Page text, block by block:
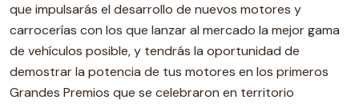
que impulsarás el desarrollo de nuevos motores y
carrocerías con los que lanzar al mercado la mejor gama
de vehículos posible, y tendrás la oportunidad de
demostrar la potencia de tus motores en los primeros
Grandes Premios que se celebraron en territorio